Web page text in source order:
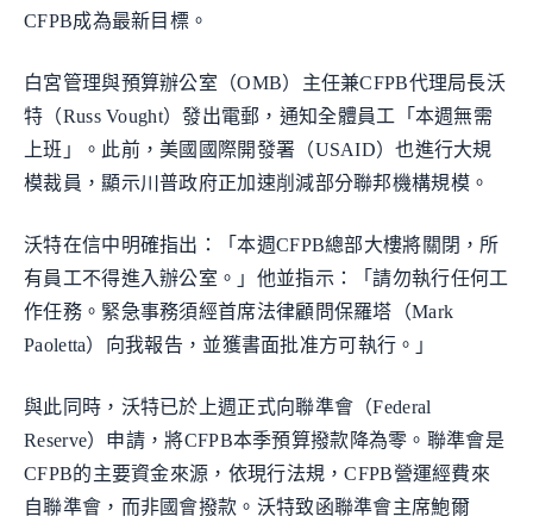
CFPB成為最新目標。
白宮管理與預算辦公室（OMB）主任兼CFPB代理局長沃
特（Russ Vought）發出電郵，通知全體員工「本週無需
上班」。此前，美國國際開發署（USAID）也進行大規
模裁員，顯示川普政府正加速削減部分聯邦機構規模。
沃特在信中明確指出：「本週CFPB總部大樓將關閉，所
有員工不得進入辦公室。」他並指示：「請勿執行任何工
作任務。緊急事務須經首席法律顧問保羅塔（Mark
Paoletta）向我報告，並獲書面批准方可執行。」
與此同時，沃特已於上週正式向聯準會（Federal
Reserve）申請，將CFPB本季預算撥款降為零。聯準會是
CFPB的主要資金來源，依現行法規，CFPB營運經費來
自聯準會，而非國會撥款。沃特致函聯準會主席鮑爾